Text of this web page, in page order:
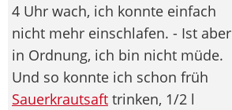
4 Uhr wach, ich konnte einfach
nicht mehr einschlafen. - Ist aber
in Ordnung, ich bin nicht müde.
Und so konnte ich schon früh
Sauerkrautsaft trinken, 1/2 l